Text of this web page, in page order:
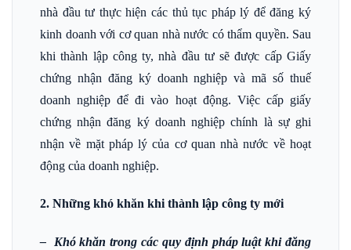
nhà đầu tư thực hiện các thủ tục pháp lý để đăng ký
kinh doanh với cơ quan nhà nước có thẩm quyền. Sau
khi thành lập công ty, nhà đầu tư sẽ được cấp Giấy
chứng nhận đăng ký doanh nghiệp và mã số thuế
doanh nghiệp để đi vào hoạt động. Việc cấp giấy
chứng nhận đăng ký doanh nghiệp chính là sự ghi
nhận về mặt pháp lý của cơ quan nhà nước về hoạt
động của doanh nghiệp.
2. Những khó khăn khi thành lập công ty mới
– Khó khăn trong các quy định pháp luật khi đăng